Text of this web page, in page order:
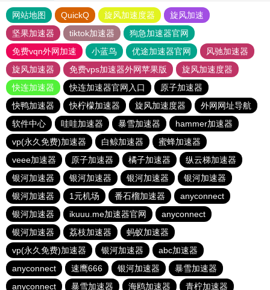
网站地图 QuickQ 旋风加速度器
旋风加速
坚果加速器
tiktok加速器
狗急加速器官网
免费vqn外网加速
小蓝鸟 优途加速器官网
风驰加速器
旋风加速器
免费vps加速器外网苹果版
旋风加速度器
快连加速器
快连加速器官网入口
原子加速器
快鸭加速器
快柠檬加速器 旋风加速度器
外网网址导航
软件中心
哇哇加速器 暴雪加速器
hammer加速器
vp(永久免费)加速器
白鲸加速器
蜜蜂加速器
veee加速器
原子加速器 橘子加速器
纵云梯加速器
银河加速器
银河加速器 银河加速器
银河加速器
银河加速器
1元机场 番石榴加速器
anyconnect
银河加速器
ikuuu.me加速器官网
anyconnect
银河加速器
荔枝加速器
蚂蚁加速器
vp(永久免费)加速器
银河加速器
abc加速器
anyconnect
速鹰666 银河加速器
暴雪加速器
anyconnect
暴雪加速器 海鸥加速器 青柠加速器